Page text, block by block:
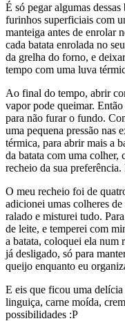
É só pegar algumas
furinhos superficiais com
manteiga antes de enrolar
cada batata enrolada no
da grelha do forno, e
tempo com uma luva
Ao final do tempo, abrir
vapor pode queimar.
para não furar o fundo.
uma pequena pressão nas
térmica, para abrir mais a
da batata com uma colher,
recheio da sua
O meu recheio foi de
adicionei umas colheres
ralado e misturei tudo.
de leite, e temperei com
a batata, coloquei ela
já desligado, só para
queijo enquanto eu
E eis que ficou uma
linguiça, carne moída,
possibilidades :P